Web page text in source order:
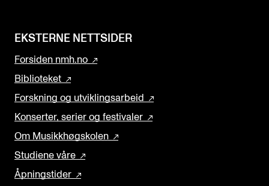
EKSTERNE NETTSIDER
Forsiden nmh.no
Biblioteket
Forskning og utviklingsarbeid
Konserter, serier og festivaler
Om Musikkhøgskolen
Studiene våre
Åpningstider